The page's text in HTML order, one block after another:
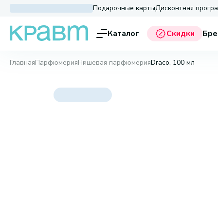
Подарочные картыДисконтная
Каталог Скидки
ГлавнаяПарфюмерияНишевая парфюмерияDraco, 100 мл